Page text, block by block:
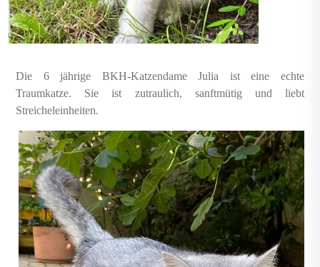
Die 6 jährige BKH-Katzendame Julia ist eine echte
Traumkatze. Sie ist zutraulich, sanftmütig und liebt
Streicheleinheiten.